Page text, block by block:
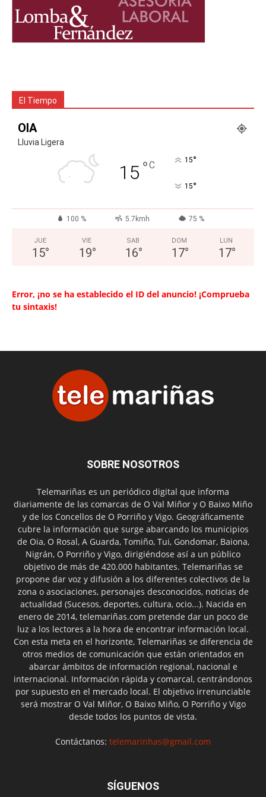
El Tiempo
OIA
Lluvia Ligera
15 °C 15°
15°
100 % 5.7kmh 75 %
JUE
15°
VIE
19°
SAB
16°
DOM
17°
LUN
17°
Error, ¡no se ha establecido el ID del anuncio! ¡Comprueba
tu sintaxis!
SOBRE NOSOTROS
Telemariñas es un periódico digital que informa
diariamente de las comarcas de O Val Miñor y O Baixo Miño
y de los Concellos de O Porriño y Vigo. Geográficamente
cubre la información que surge abarcando los municipios
de Oia, O Rosal, A Guarda, Tomiño, Tui, Gondomar, Baiona,
Nigrán, O Porriño y Vigo, dirigiéndose así a un público
objetivo de más de 420.000 habitantes. Telemariñas se
propone dar voz y difusión a los diferentes colectivos de la
zona o asociaciones, personajes desconocidos, noticias de
actualidad (Sucesos, deportes, cultura, ocio...). Nacida en
enero de 2014, telemariñas.com pretende dar un poco de
luz a los lectores a la hora de encontrar información local.
Con esta meta en el horizonte, Telemariñas se diferencia de
otros medios de comunicación que están orientados en
abarcar ámbitos de información regional, nacional e
internacional. Información rápida y comarcal, centrándonos
por supuesto en el mercado local. El objetivo irrenunciable
será mostrar O Val Miñor, O Baixo Miño, O Porriño y Vigo
desde todos los puntos de vista.
Contáctanos: telemarinhas@gmail.com
SÍGUENOS